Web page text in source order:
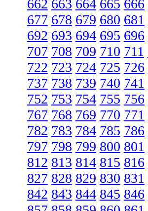
662 663 664 665 666
677 678 679 680 681
692 693 694 695 696
707 708 709 710 711
722 723 724 725 726
737 738 739 740 741
752 753 754 755 756
767 768 769 770 771
782 783 784 785 786
797 798 799 800 801
812 813 814 815 816
827 828 829 830 831
842 843 844 845 846